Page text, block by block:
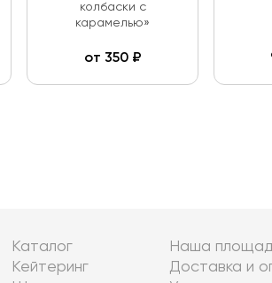
колбаски с
карамелью»
от 350₽
Каталог
Кейтеринг
Наша
Доставка и